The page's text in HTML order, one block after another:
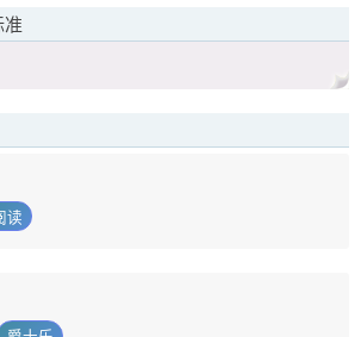
读